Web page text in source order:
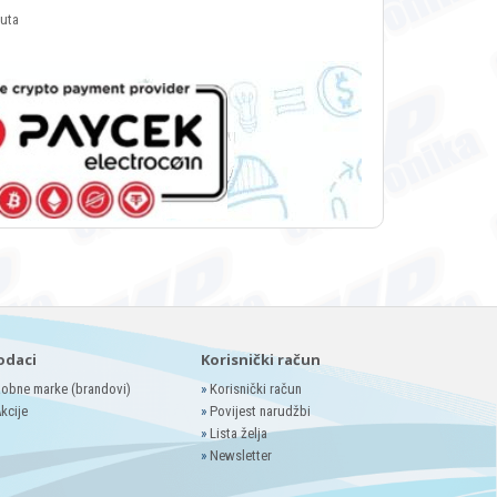
marke (brandovi)
Korisnički račun
» Korisnički račun
» Povijest narudžbi
» Lista želja
» Newsletter